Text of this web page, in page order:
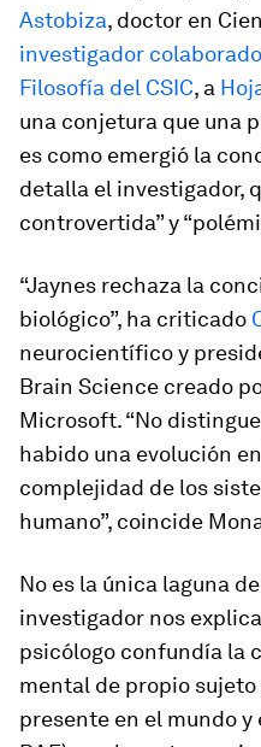
Astobiza, doctor en
investigador
Filosofía del CSIC, a
una conjetura que una
es como emergió la
detalla el investigador,
controvertida” y
“Jaynes rechaza la
biológico”, ha criticado
neurocientífico y
Brain Science creado
Microsoft. “No
habido una evolución
complejidad de los
humano”, coincide
No es la única laguna
investigador nos
psicólogo confundía la
mental de propio
presente en el mundo y